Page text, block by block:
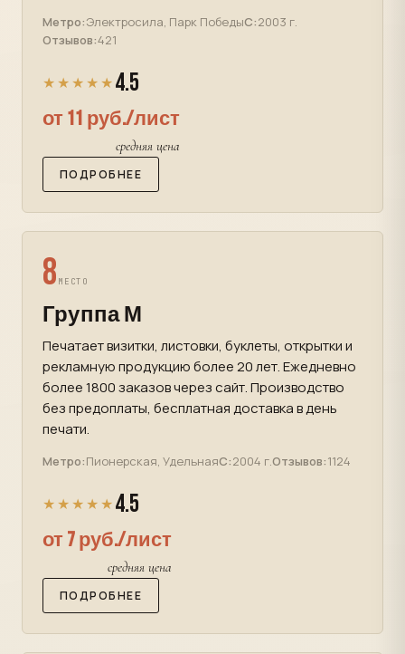
Метро:Электросила, Парк ПобедыС:2003 г.
Отзывов:421
★★★★★ 4.5
от 11 руб./лист
средняя цена
ПОДРОБНЕЕ
8 МЕСТО
Группа М
Печатает визитки, листовки, буклеты, открытки и
рекламную продукцию более 20 лет. Ежедневно
более 1800 заказов через сайт. Производство
без предоплаты, бесплатная доставка в день
печати.
Метро:Пионерская, УдельнаяС:2004 г.Отзывов:1124
★★★★★ 4.5
от 7 руб./лист
средняя цена
ПОДРОБНЕЕ